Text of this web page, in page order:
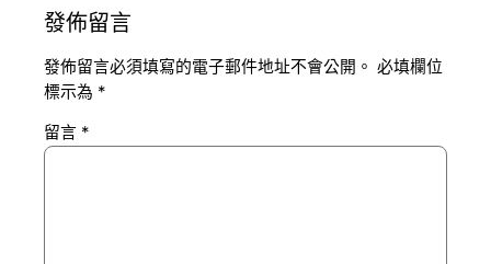
發佈留言
發佈留言必須填寫的電子郵件地址不會公開。 必填欄位
標示為 *
留言 *